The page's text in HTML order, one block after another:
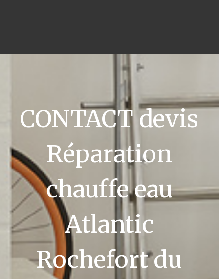
CONTACT devis
Réparation
chauffe eau
Atlantic
Rochefort du